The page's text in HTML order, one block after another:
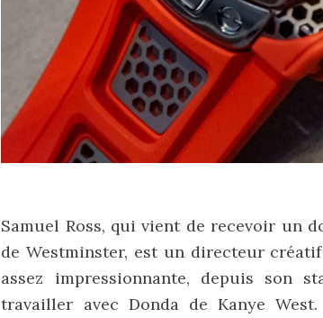
Samuel Ross, qui vient de recevoir un
de Westminster, est un directeur
assez impressionnante, depuis son
travailler avec Donda de Kanye